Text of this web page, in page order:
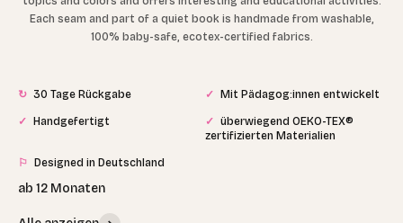
Each seam and part of a quiet book is handmade from washable,
100% baby-safe, ecotex-certified fabrics.
↻ 30 Tage Rückgabe ✓ Mit Pädagog:innen entwickelt
✓ Handgefertigt ✓ überwiegend OEKO-TEX®
zertifizierten Materialien
⚐ Designed in Deutschland